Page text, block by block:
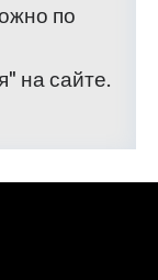
по
на сайте.